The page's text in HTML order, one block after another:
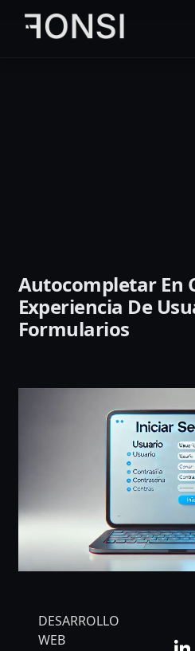
contenido
Autocompletar En
Experiencia De
Formularios
DESARROLLO
WEB